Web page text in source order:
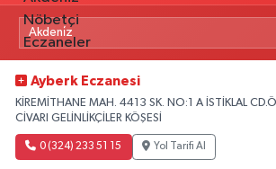
Ayberk Eczanesi
KİREMİTHANE MAH. 4413 SK. NO:1 A İSTİKLAL
CİVARI GELİNLİKÇİLER KÖŞESİ
0 (324) 233 51 15 Yol Tarifi Al